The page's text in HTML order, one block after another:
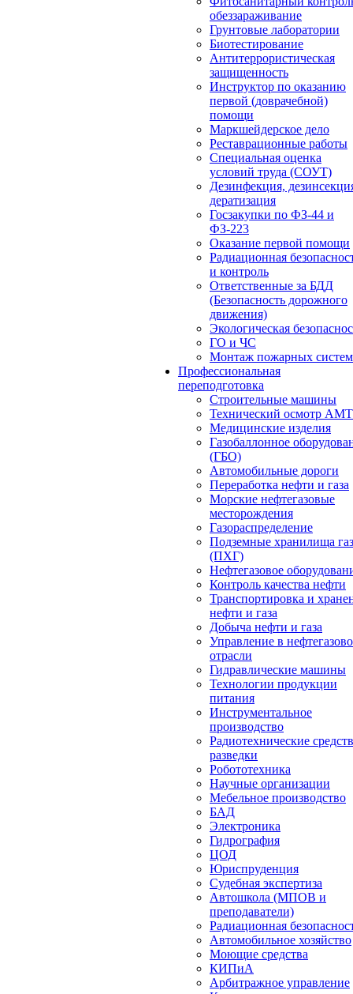
обеззараживание
Грунтовые лаборатории
Биотестирование
Антитеррористическая
защищенность
Инструктор по оказанию
первой (доврачебной)
помощи
Маркшейдерское дело
Реставрационные работы
Специальная оценка
условий труда (СОУТ)
Дезинфекция,
дератизация
Госзакупки по ФЗ-44 и
ФЗ-223
Оказание первой помощи
Радиационная
и контроль
Ответственные за БДД
(Безопасность дорожного
движения)
Экологическая
ГО и ЧС
Монтаж пожарных систем
Профессиональная
переподготовка
Строительные машины
Технический осмотр
Медицинские изделия
Газобаллонное
(ГБО)
Автомобильные дороги
Переработка нефти и газа
Морские нефтегазовые
месторождения
Газораспределение
Подземные хранилища
(ПХГ)
Нефтегазовое
Контроль качества нефти
Транспортировка и
нефти и газа
Добыча нефти и газа
Управление в
отрасли
Гидравлические машины
Технологии продукции
питания
Инструментальное
производство
Радиотехнические
разведки
Робототехника
Научные организации
Мебельное производство
БАД
Электроника
Гидрография
ЦОД
Юриспруденция
Судебная экспертиза
Автошкола (МПОВ и
преподаватели)
Радиационная
Автомобильное хозяйство
Моющие средства
КИПиА
Арбитражное управление